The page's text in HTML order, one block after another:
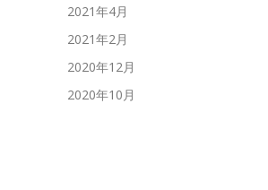
2021年4月
2021年2月
2020年12月
2020年10月